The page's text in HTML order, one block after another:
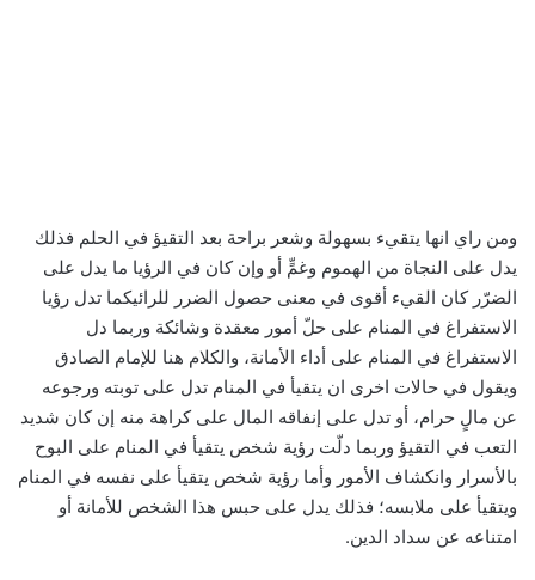
ومن راي انها يتقيء بسهولة وشعر براحة بعد التقيؤ في الحلم فذلك
يدل على النجاة من الهموم وغمٍّ أو وإن كان في الرؤيا ما يدل على
الضرّر كان القيء أقوى في معنى حصول الضرر للرائيكما تدل رؤيا
الاستفراغ في المنام على حلّ أمور معقدة وشائكة وربما دل
الاستفراغ في المنام على أداء الأمانة، والكلام هنا للإمام الصادق
ويقول في حالات اخرى ان يتقيأ في المنام تدل على توبته ورجوعه
عن مالٍ حرام، أو تدل على إنفاقه المال على كراهة منه إن كان شديد
التعب في التقيؤ وربما دلّت رؤية شخص يتقيأ في المنام على البوح
بالأسرار وانكشاف الأمور وأما رؤية شخص يتقيأ على نفسه في المنام
ويتقيأ على ملابسه؛ فذلك يدل على حبس هذا الشخص للأمانة أو
امتناعه عن سداد الدين.